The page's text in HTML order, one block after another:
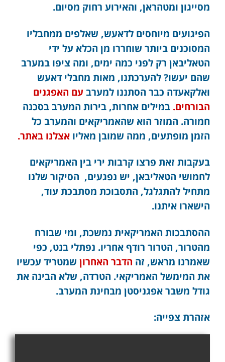
מסייגון ומטהראן, והאירוע רחוק מסיום.
הפיגועים מיוחסים לדאעש, שאלפים ממחבליו
המסוכנים ביותר שוחררו מן הכלא על ידי
הטאליבאן רק לפני כמה ימים, ומה ציפו במערב
שהם יעשו? להערכתנו, מאות מחבלי דאעש
ואלקאעדה כבר הסתננו למערב עם האפגנים
הבורחים. במילים אחרות, בירות המערב בסכנה
חמורה. המוזר הוא שהאמריקאים והמערב כל
הזמן מופתעים, ממה שמובן מאליו אצלנו באתר.
בעקבות זאת פרצו קרבות ירי בין האמריקאים
לחמושי הטאליבאן, יש נפגעים, הסיקור שלנו
מתחיל להתגלגל, התסבוכת מסתבכת עוד,
הישארו איתנו.
ההסתבכות האמריקאית נמשכת, ומי שבורח
מהטרור, הטרור רודף אחריו. נפתלי בנט, כפי
שאמרנו מראש, זה הדבר האחרון שמטריד עכשיו
את המימשל האמריקאי. הטרדה, שלא הבינה את
גודל משבר אפגניסטן מבחינת המערב.
אזהרת צפייה: